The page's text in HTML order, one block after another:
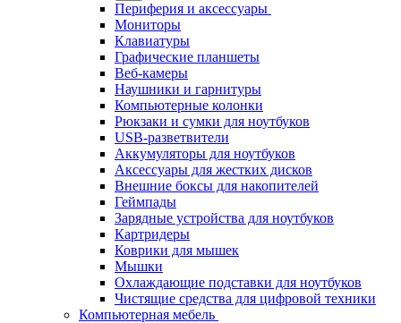
Периферия и аксессуары
Мониторы
Клавиатуры
Графические планшеты
Веб-камеры
Наушники и гарнитуры
Компьютерные колонки
Рюкзаки и сумки для ноутбуков
USB-разветвители
Аккумуляторы для ноутбуков
Аксессуары для жестких дисков
Внешние боксы для накопителей
Геймпады
Зарядные устройства для ноутбуков
Картридеры
Коврики для мышек
Мышки
Охлаждающие подставки для ноутбуков
Чистящие средства для цифровой техники
Компьютерная мебель